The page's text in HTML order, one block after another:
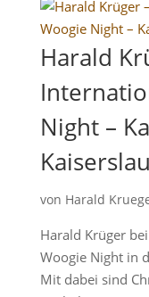
Harald
Night –
von Harald
Harald Krüger
Woogie Night in
Mit dabei sind